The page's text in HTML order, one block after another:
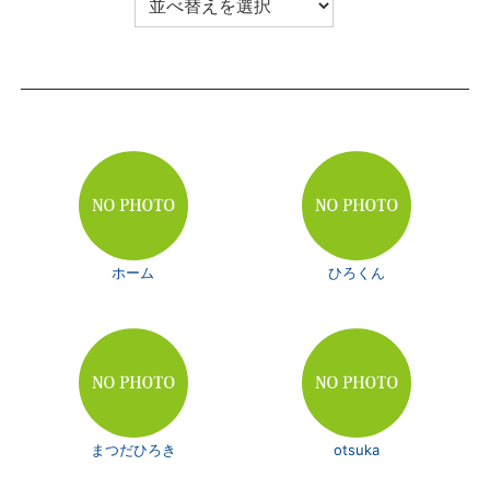
ホーム ひろくん
まつだひろき otsuka